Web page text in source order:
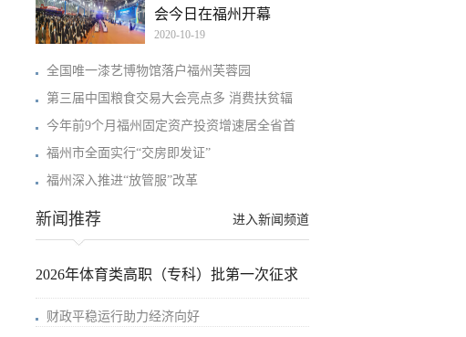
会今日在福州开幕
2020-10-19
全国唯一漆艺博物馆落户福州芙蓉园
第三届中国粮食交易大会亮点多 消费扶贫辐
今年前9个月福州固定资产投资增速居全省首
福州市全面实行“交房即发证”
福州深入推进“放管服”改革
进入新闻频道
新闻推荐
2026年体育类高职（专科）批第一次征求
财政平稳运行助力经济向好